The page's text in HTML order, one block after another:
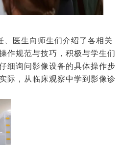
、医生向师生们介绍了各相关
作规范与技巧，积极与学生们
细询问影像设备的具体操作步
际，从临床观察中学到影像诊